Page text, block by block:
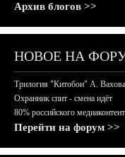
Архив блогов >>
НОВОЕ НА
Трилогия "Китобои" А.
Охранник спит - смена идёт
80% российского
Перейти на форум >>